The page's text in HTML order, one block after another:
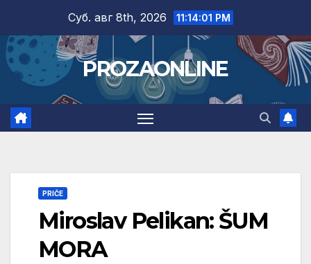
content
Суб. авг 8th, 2026 11:14:02 PM
PROZAONLINE
PRIČE
Miroslav Pelikan: ŠUM
MORA